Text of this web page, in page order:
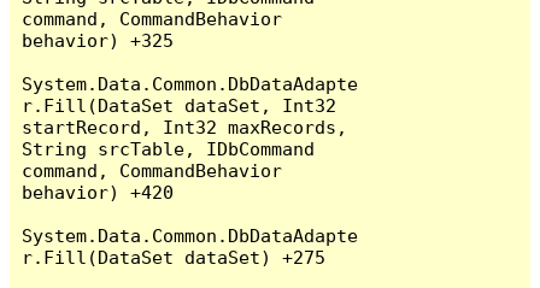
command, CommandBehavior
behavior) +325
System.Data.Common.DbDataAdapte
r.Fill(DataSet dataSet, Int32
startRecord, Int32 maxRecords,
String srcTable, IDbCommand
command, CommandBehavior
behavior) +420
System.Data.Common.DbDataAdapte
r.Fill(DataSet dataSet) +275